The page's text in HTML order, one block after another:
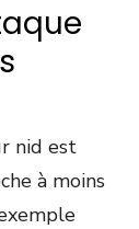
nid est
à moins